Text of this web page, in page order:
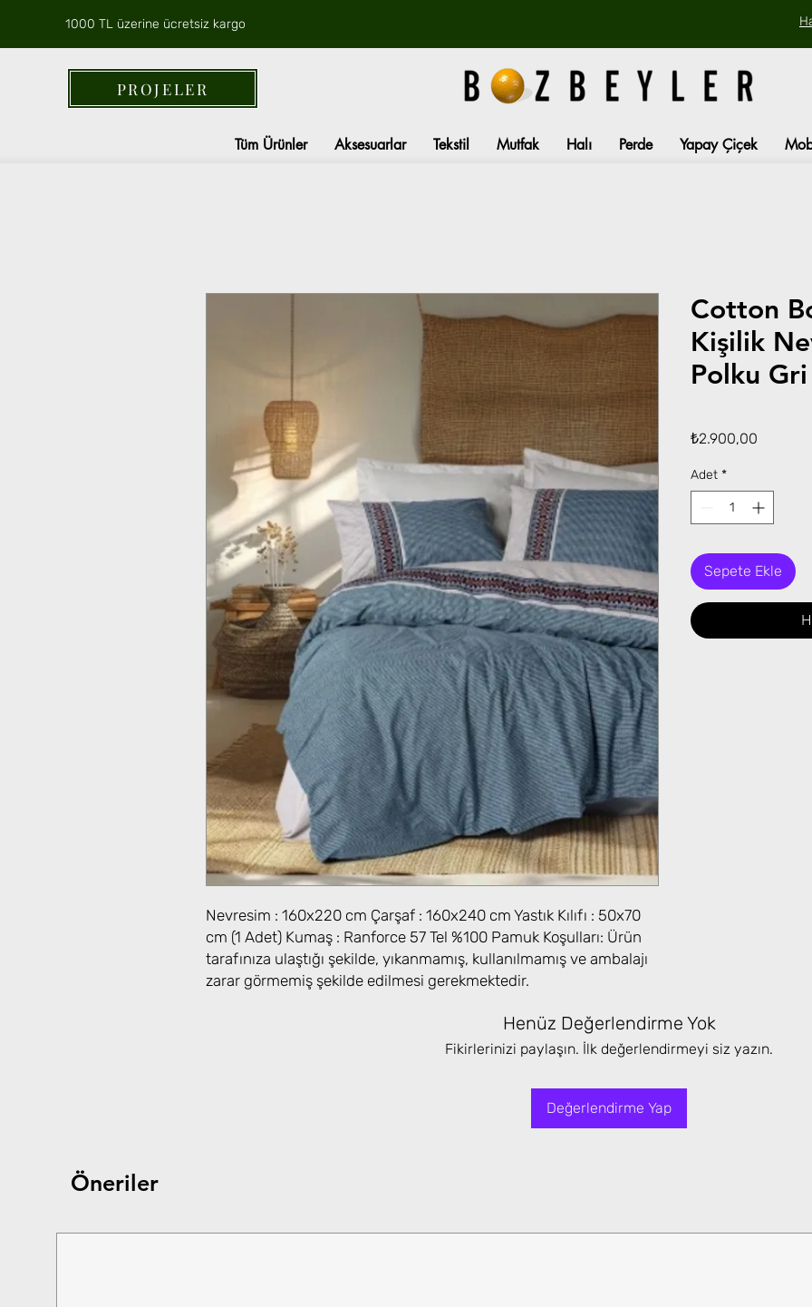
1000 TL üzerine ücretsiz kargo
PROJELER
Tüm Ürünler Aksesuarlar Tekstil Mutfak Halı Perde Yapay Çiçek
Nevresim : 160x220 cm Çarşaf : 160x240 cm Yastık Kılıfı : 50x70
cm (1 Adet) Kumaş : Ranforce 57 Tel %100 Pamuk Koşulları: Ürün
tarafınıza ulaştığı şekilde, yıkanmamış, kullanılmamış ve ambalajı
zarar görmemiş şekilde edilmesi gerekmektedir.
Cotton
Kişilik
Polku Gri
₺2.900,00
Adet *
Sepete Ekle
Henüz Değerlendirme Yok
Fikirlerinizi paylaşın. İlk değerlendirmeyi siz yazın.
Değerlendirme Yap
Öneriler